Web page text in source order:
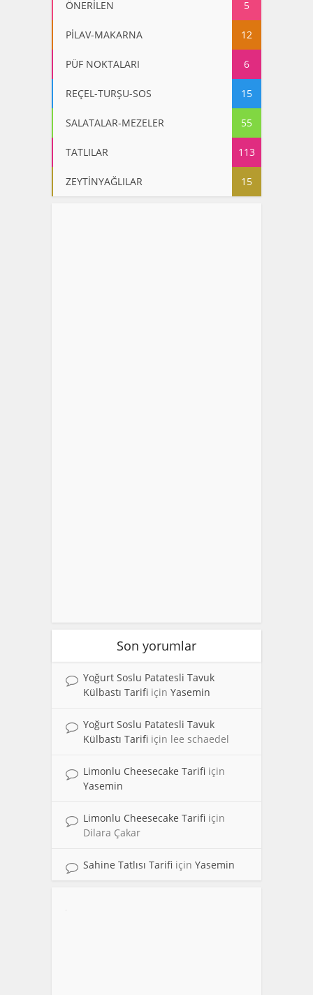
ÖNERİLEN 5
PİLAV-MAKARNA 12
PÜF NOKTALARI 6
REÇEL-TURŞU-SOS 15
SALATALAR-MEZELER 55
TATLILAR 113
ZEYTİNYAĞLILAR 15
Son yorumlar
Yoğurt Soslu Patatesli Tavuk
Külbastı Tarifi için Yasemin
Yoğurt Soslu Patatesli Tavuk
Külbastı Tarifi için lee schaedel
Limonlu Cheesecake Tarifi için
Yasemin
Limonlu Cheesecake Tarifi için
Dilara Çakar
Sahine Tatlısı Tarifi için Yasemin